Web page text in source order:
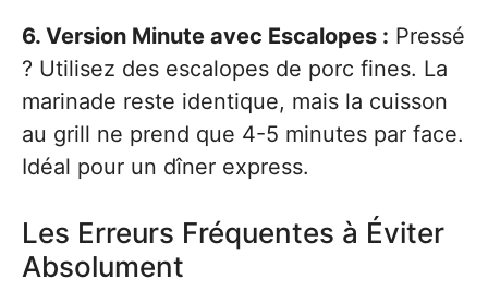
6. Version Minute avec Escalopes : Pressé
? Utilisez des escalopes de porc fines. La
marinade reste identique, mais la cuisson
au grill ne prend que 4-5 minutes par face.
Idéal pour un dîner express.
Les Erreurs Fréquentes à Éviter
Absolument